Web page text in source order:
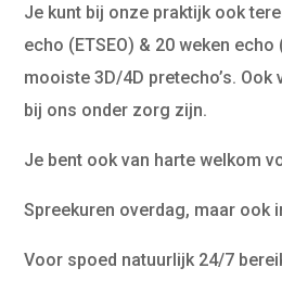
Je kunt bij onze praktijk ook
echo (ETSEO) & 20 weken echo
mooiste 3D/4D pretecho’s.
bij ons onder zorg zijn.
Je bent ook van harte welkom
Spreekuren overdag, maar ook
Voor spoed natuurlijk 24/7